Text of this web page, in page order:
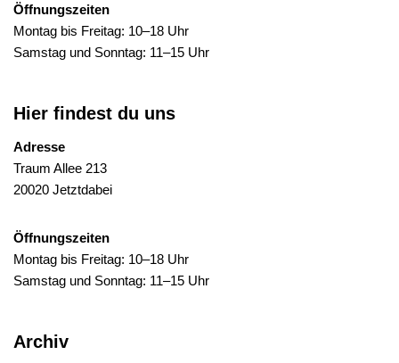
Öffnungszeiten
Montag bis Freitag: 10–18 Uhr
Samstag und Sonntag: 11–15 Uhr
Hier findest du uns
Adresse
Traum Allee 213
20020 Jetztdabei
Öffnungszeiten
Montag bis Freitag: 10–18 Uhr
Samstag und Sonntag: 11–15 Uhr
Archiv